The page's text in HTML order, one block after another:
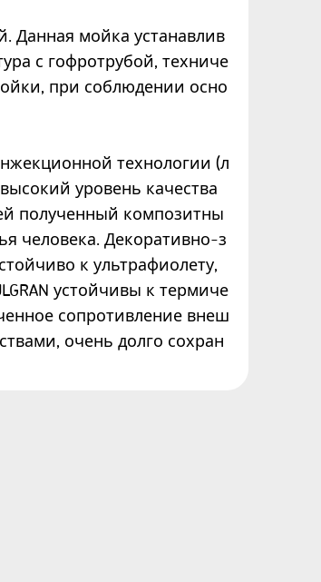
Данная мойка устанавлив
с гофротрубой, техниче
при соблюдении осно
технологии (л
уровень качества
полученный композитны
человека. Декоративно-з
к ультрафиолету,
устойчивы к термиче
сопротивление внеш
очень долго сохран